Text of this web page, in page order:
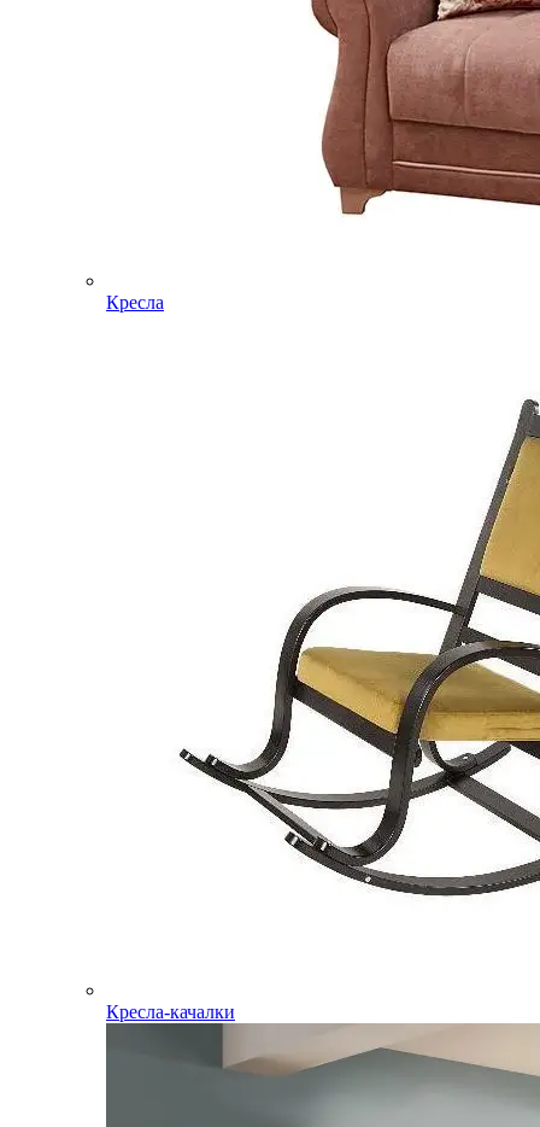
Кресла
Кресла-качалки